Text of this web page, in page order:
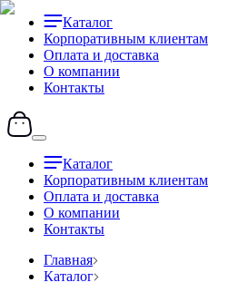
Каталог
Корпоративным клиентам
Оплата и доставка
О компании
Контакты
Каталог
Корпоративным клиентам
Оплата и доставка
О компании
Контакты
Главная
Каталог